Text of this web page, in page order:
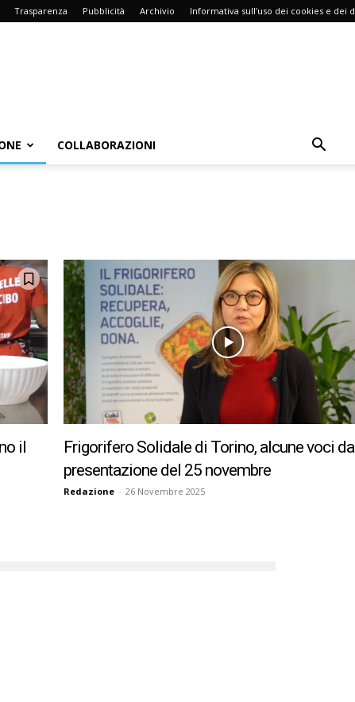
Trasparenza Pubblicità Archivio Informativa sull’uso dei cookies e dei
COLLABORAZIONI
il
Frigorifero Solidale di Torino, alcune voci
presentazione del 25 novembre
Redazione - 26 Novembre 2025